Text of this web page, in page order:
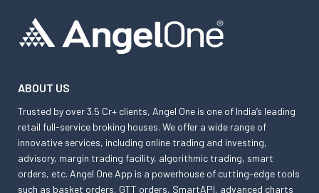
ABOUT US
Trusted by over 3.5 Cr+ clients, Angel One is one of India’s leading
retail full-service broking houses. We offer a wide range of
innovative services, including online trading and investing,
advisory, margin trading facility, algorithmic trading, smart
orders, etc. Angel One App is a powerhouse of cutting-edge tools
such as basket orders, GTT orders, SmartAPI, advanced charts